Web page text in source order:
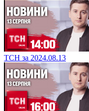
ТСН за 2024.08.13